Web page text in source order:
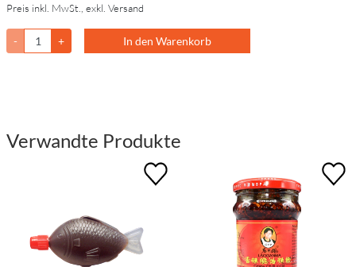
Preis inkl. MwSt., exkl. Versand
- + In den Warenkorb
Verwandte Produkte